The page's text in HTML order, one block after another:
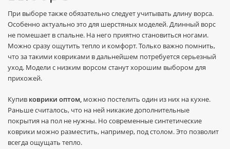
При выборе также обязательно следует учитывать длину ворса.
Особенно актуально это для шерстяных моделей. Длинный ворс
не помешает в спальне. На него приятно становиться ногами.
Можно сразу ощутить тепло и комфорт. Только важно помнить,
что за такими ковриками в дальнейшем потребуется серьезный
уход. Модели с низким ворсом станут хорошим выбором для
прихожей.
Купив коврики оптом, можно постелить один из них на кухне.
Раньше считалось, что на ней никакие дополнительные
покрытия на пол не нужны. Но современные синтетические
коврики можно разместить, например, под столом. Это позволит
всегда ощущать тепло.